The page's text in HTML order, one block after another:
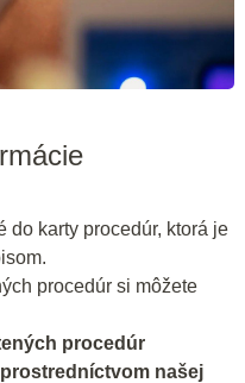
do karty procedúr, ktorá je
procedúr si môžete
procedúr
našej